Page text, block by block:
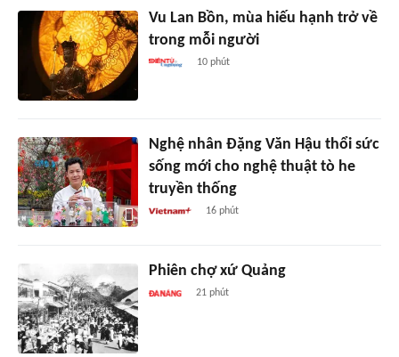
Vu Lan Bồn, mùa hiếu hạnh trở về
trong mỗi người
10 phút
Nghệ nhân Đặng Văn Hậu thổi sức
sống mới cho nghệ thuật tò he
truyền thống
16 phút
Phiên chợ xứ Quảng
21 phút